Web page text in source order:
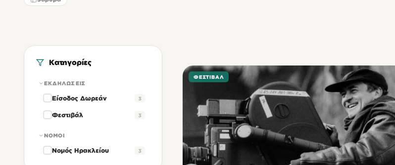
Κατηγορίες
ΕΚΔΗΛΏΣΕΙΣ
Είσοδος Δωρεάν 3
Φεστιβάλ 3
ΝΟΜΟΊ
Νομός Ηρακλείου 3
ΦΕΣΤΙΒΆΛ